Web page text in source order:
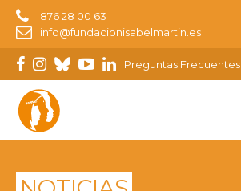
876 28 00 63
info@fundacionisabelmartin.es
Preguntas Frecuentes